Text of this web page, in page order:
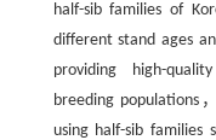
half-sib families of
different stand ages
providing high-
breeding populations
using half-sib families